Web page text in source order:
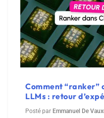
Comment “ranker”
LLMs : retour
Posté par Emmanuel De